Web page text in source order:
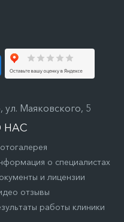
НАС
о специалистах
и лицензии
отзывы
работы клиники
ул. Маяковского, 5